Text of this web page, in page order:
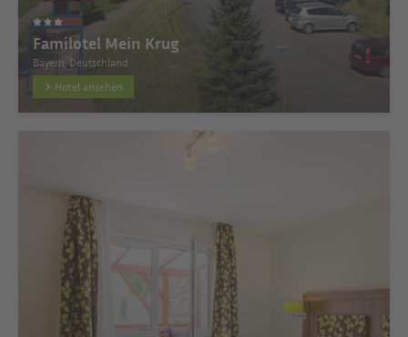
Familotel Mein Krug
Bayern, Deutschland
Hotel ansehen